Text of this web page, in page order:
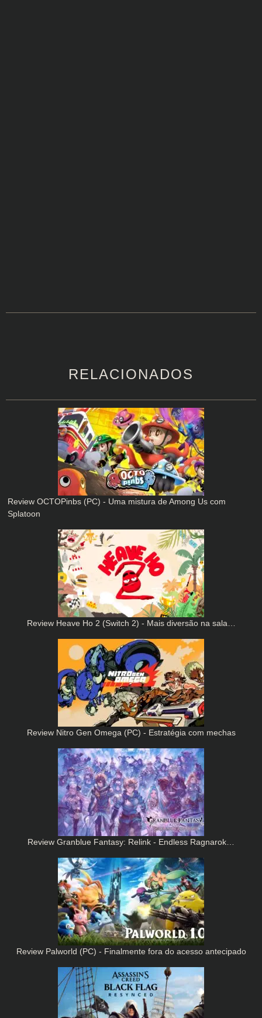
RELACIONADOS
Review OCTOPinbs (PC) - Uma mistura de Among Us com
Splatoon
Review Heave Ho 2 (Switch 2) - Mais diversão na sala…
Review Nitro Gen Omega (PC) - Estratégia com mechas
Review Granblue Fantasy: Relink - Endless Ragnarok…
Review Palworld (PC) - Finalmente fora do acesso antecipado